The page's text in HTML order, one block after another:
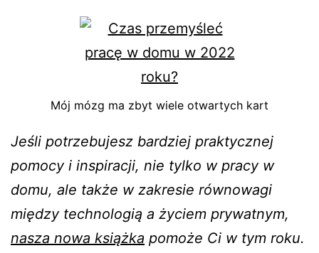
Mój mózg ma zbyt wiele otwartych kart
Jeśli potrzebujesz bardziej praktycznej
pomocy i inspiracji, nie tylko w pracy w
domu, ale także w zakresie równowagi
między technologią a życiem prywatnym,
nasza nowa książka pomoże Ci w tym roku.